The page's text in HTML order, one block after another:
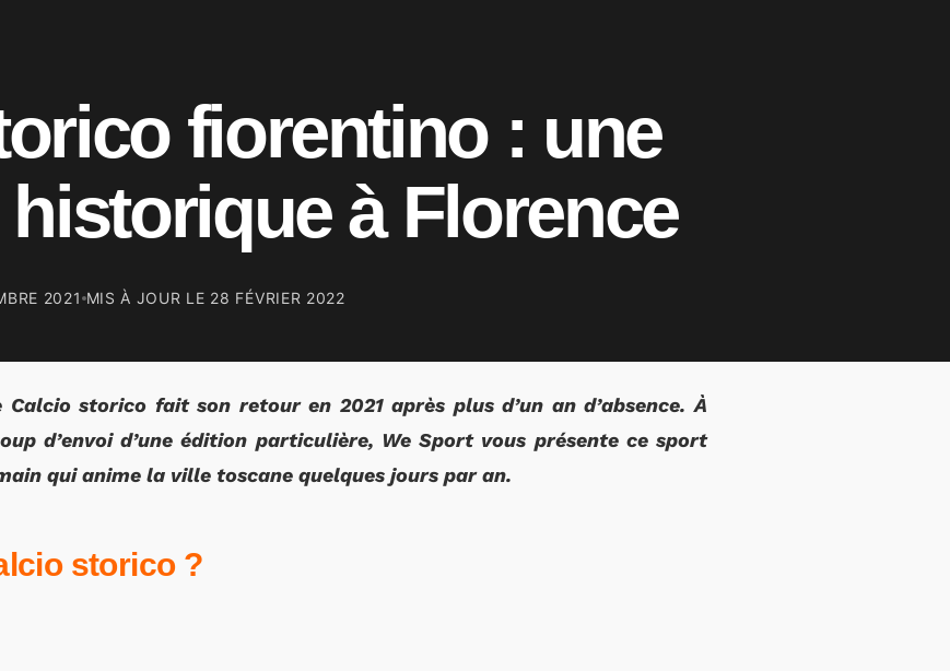
fiorentino : une
à Florence
2021 MIS À JOUR LE 28 FÉVRIER 2022
storico fait son retour en 2021 après plus d’un an d’absence. À
d’envoi d’une édition particulière, We Sport vous présente ce sport
qui anime la ville toscane quelques jours par an.
storico ?